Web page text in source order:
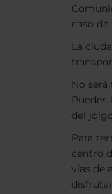
caso de
La
No
del
Para
centro
vías de